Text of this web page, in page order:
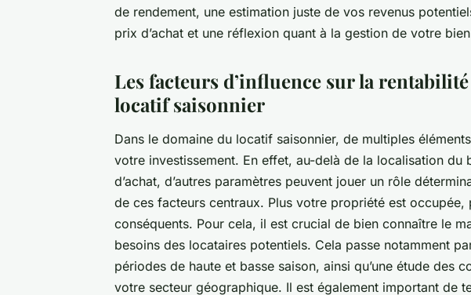
de rendement, une estimation juste de vos revenus
prix d’achat et une réflexion quant à la gestion de votre
Les facteurs d’influence sur la
locatif saisonnier
Dans le domaine du locatif saisonnier, de multiples
votre investissement. En effet, au-delà de la localisation du
d’achat, d’autres paramètres peuvent jouer un rôle
de ces facteurs centraux. Plus votre propriété est occupée,
conséquents. Pour cela, il est crucial de bien connaître le
besoins des locataires potentiels. Cela passe notamment
périodes de haute et basse saison, ainsi qu’une étude des
votre secteur géographique. Il est également important de